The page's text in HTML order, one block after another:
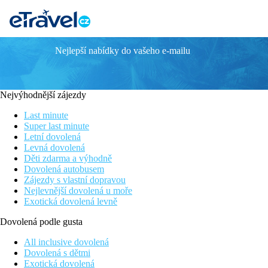
BLU HOTELS SENALES
Popis hotelu
K vybavení hotelu patří recepce, lobby, dále je k dispozici wi-fi
připraven dětský klub (pro děti od 4 do 12 let), dětský koutek a
Popis pokoje
Mezi vybavení pokojů patří TV, fén, trezor, wi-fi připojení k
Další popis vybavení a umístění pokojů, najdete v oficiálním
Sport a zábava
Součástí hotelu je bazén, wellness centrum (sauna, turecké
Nejlepší nabídky do vašeho e-mailu
Nejvýhodnější zájezdy
Last minute
Super last minute
Letní dovolená
Levná dovolená
Děti zdarma a výhodně
Dovolená autobusem
Zájezdy s vlastní dopravou
Nejlevnější dovolená u moře
Exotická dovolená levně
Dovolená podle gusta
All inclusive dovolená
Dovolená s dětmi
Exotická dovolená